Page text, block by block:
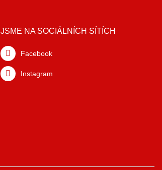
JSME NA SOCIÁLNÍCH SÍTÍCH
Facebook
Instagram